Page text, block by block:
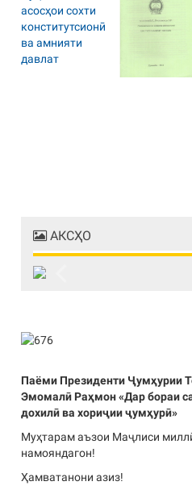
АКСҲО
Паёми Президенти Ҷумҳурии
Эмомалӣ Раҳмон «Дар бораи
дохилӣ ва хориҷии ҷумҳурӣ»
Муҳтарам аъзои Маҷлиси
намояндагон!
Ҳамватанони азиз!